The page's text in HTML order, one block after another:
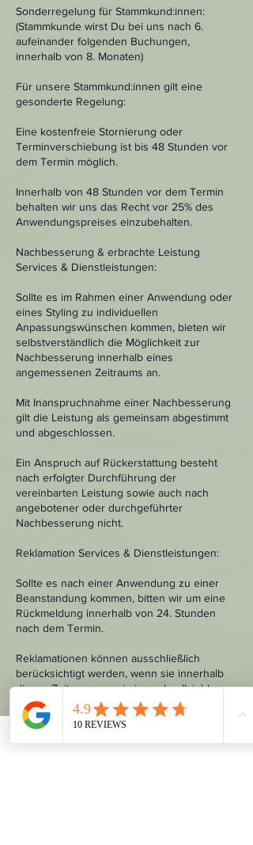
Sonderregelung für Stammkund:innen:
(Stammkunde wirst Du bei uns nach 6.
aufeinander folgenden Buchungen,
innerhalb von 8. Monaten)
Für unsere Stammkund:innen gilt eine
gesonderte Regelung:
Eine kostenfreie Stornierung oder
Terminverschiebung ist bis 48 Stunden vor
dem Termin möglich.
Innerhalb von 48 Stunden vor dem Termin
behalten wir uns das Recht vor 25% des
Anwendungspreises einzubehalten.
Nachbesserung & erbrachte Leistung
Services & Dienstleistungen:
Sollte es im Rahmen einer Anwendung oder
eines Styling zu individuellen
Anpassungswünschen kommen, bieten wir
selbstverständlich die Möglichkeit zur
Nachbesserung innerhalb eines
angemessenen Zeitraums an.
Mit Inanspruchnahme einer Nachbesserung
gilt die Leistung als gemeinsam abgestimmt
und abgeschlossen.
Ein Anspruch auf Rückerstattung besteht
nach erfolgter Durchführung der
vereinbarten Leistung sowie auch nach
angebotener oder durchgeführter
Nachbesserung nicht.
Reklamation Services & Dienstleistungen:
Sollte es nach einer Anwendung zu einer
Beanstandung kommen, bitten wir um eine
Rückmeldung innerhalb von 24. Stunden
nach dem Termin.
Reklamationen können ausschließlich
berücksichtigt werden, wenn sie innerhalb
dieses Zeitraums sowie in nachvollziehbarer
Form erfolgen.
Im Falle einer berechtigten Reklamation wird